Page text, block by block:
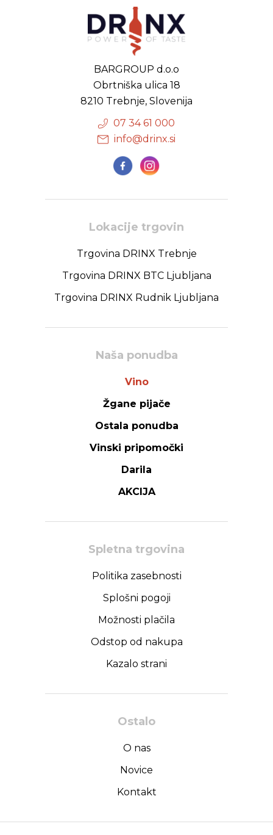
BARGROUP d.o.o
Obrtniška ulica 18
8210 Trebnje, Slovenija
07 34 61 000
info@drinx.si
Lokacije trgovin
Trgovina DRINX Trebnje
Trgovina DRINX BTC Ljubljana
Trgovina DRINX Rudnik Ljubljana
Naša ponudba
Vino
Žgane pijače
Ostala ponudba
Vinski pripomočki
Darila
AKCIJA
Spletna trgovina
Politika zasebnosti
Splošni pogoji
Možnosti plačila
Odstop od nakupa
Kazalo strani
Ostalo
O nas
Novice
Kontakt